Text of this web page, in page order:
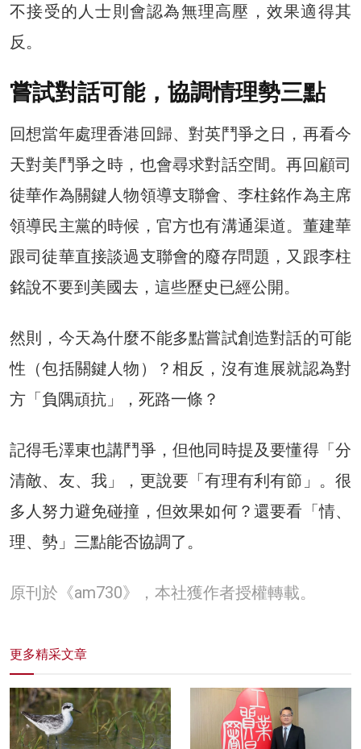
不接受的人士則會認為無理高壓，效果適得其
反。
嘗試對話可能，協調情理勢三點
回想當年處理香港回歸、對英鬥爭之日，再看今
天對美鬥爭之時，也會尋求對話空間。再回顧司
徒華作為關鍵人物領導支聯會、李柱銘作為主席
領導民主黨的時候，官方也有溝通渠道。董建華
跟司徒華直接談過支聯會的廢存問題，又跟李柱
銘說不要到美國去，這些歷史已經公開。
然則，今天為什麼不能多點嘗試創造對話的可能
性（包括關鍵人物）？相反，沒有進展就認為對
方「負隅頑抗」，死路一條？
記得毛澤東也講鬥爭，但他同時提及要懂得「分
清敵、友、我」，更說要「有理有利有節」。很
多人努力避免碰撞，但效果如何？還要看「情、
理、勢」三點能否協調了。
原刊於《am730》，本社獲作者授權轉載。
更多精采文章